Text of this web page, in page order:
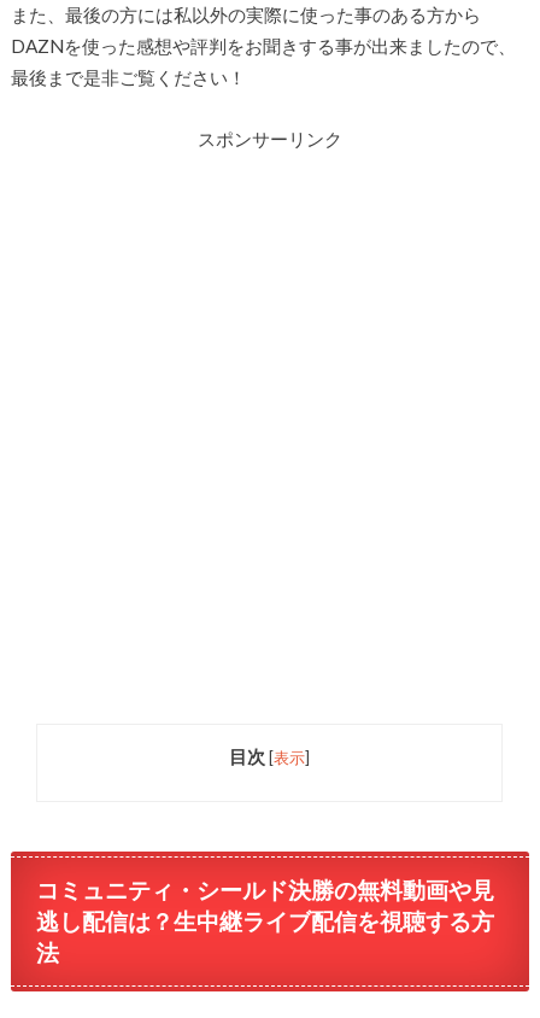
また、最後の方には私以外の実際に使った事のある方から
DAZNを使った感想や評判をお聞きする事が出来ましたので、
最後まで是非ご覧ください！
スポンサーリンク
目次 [表示]
コミュニティ・シールド決勝の無料動画や見
逃し配信は？生中継ライブ配信を視聴する方
法